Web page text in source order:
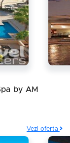
by AM
Vezi oferta